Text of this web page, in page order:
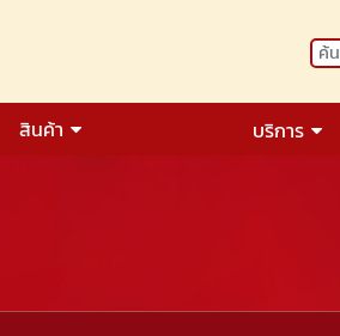
สินค้า บริการ